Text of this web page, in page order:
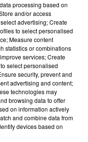
dans les Ressources
de Travail
fonde sa
de ses
dans les
un
H/F.
sont les suivantes :
processing based on
and/or access
advertising; Create
to select personalised
Measure content
statistics or combinations
services; Create
select personalised
security, prevent and
advertising and content;
technologies may
browsing data to offer
on information actively
and combine data from
devices based on